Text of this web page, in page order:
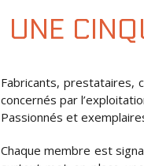
UNE
Fabricants, prestataires,
concernés par
Passionnés et
Chaque membre est